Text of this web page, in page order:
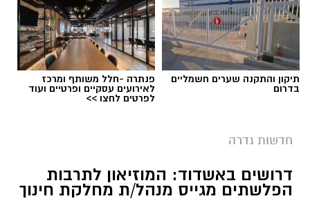
תיקון והתקנה שערים חשמליים
בדרום
פנתרה -חלל משותף ומרכז
לאירועים עסקיים ופרטיים ועוד
לפרטים לחצו >>
חדשות גדרה
דרושים באשדוד: המוזיאון לתרבות
הפלשתים מגייס מנהל/ת מחלקת חינוך